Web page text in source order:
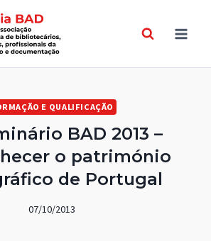
E QUALIFICAÇÃO
BAD 2013 –
o património
de Portugal
07/10/2013